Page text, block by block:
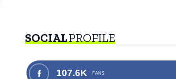
SOCIALPROFILE
107.6K FANS